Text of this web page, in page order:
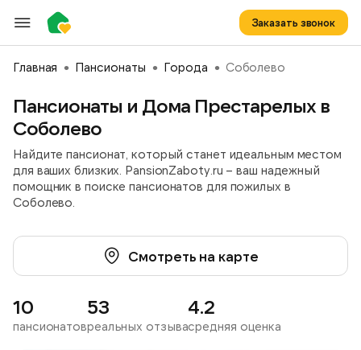
Заказать звонок
Главная Пансионаты Города Соболево
Пансионаты и Дома Престарелых в
Соболево
Найдите пансионат, который станет идеальным местом
для ваших близких. PansionZaboty.ru – ваш надежный
помощник в поиске пансионатов для пожилых в
Соболево.
Смотреть на карте
10
пансионатов
53
реальных отзыва
4.2
средняя оценка